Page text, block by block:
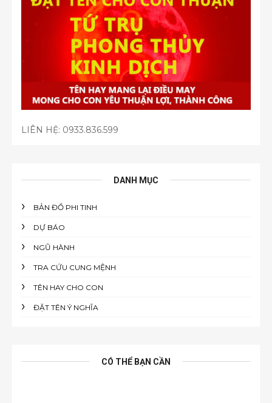
LIÊN HỆ: 0933.836.599
DANH MỤC
BẢN ĐỒ PHI TINH
DỰ BÁO
NGŨ HÀNH
TRA CỨU CUNG MỆNH
TÊN HAY CHO CON
ĐẶT TÊN Ý NGHĨA
CÓ THỂ BẠN CẦN